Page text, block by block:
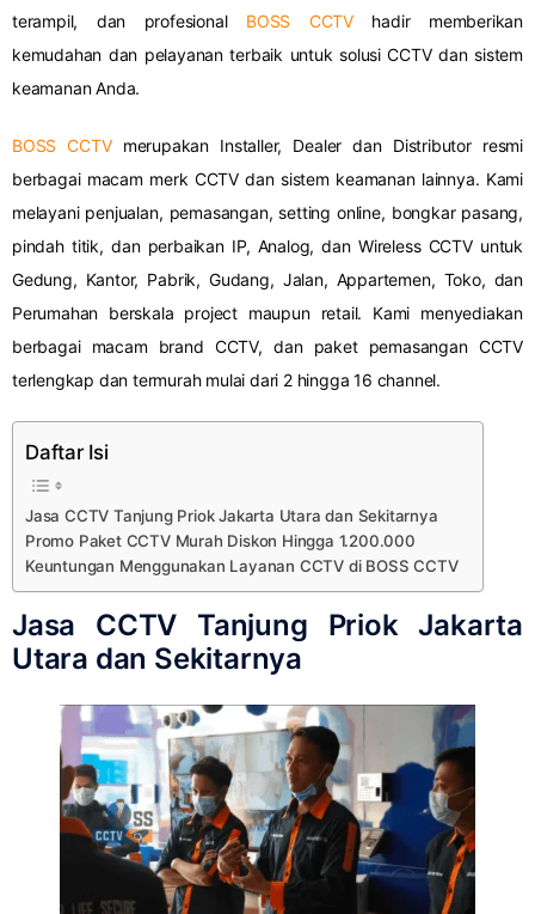
terampil, dan profesional BOSS CCTVhadir memberikan
kemudahan dan pelayanan terbaik untuk solusi CCTV dan sistem
keamanan Anda.
BOSS CCTVmerupakan Installer, Dealer dan Distributor resmi
berbagai macam merk CCTV dan sistem keamanan lainnya. Kami
melayani penjualan, pemasangan, setting online, bongkar pasang,
pindah titik, dan perbaikan IP, Analog, dan Wireless CCTV untuk
Gedung, Kantor, Pabrik, Gudang, Jalan, Appartemen, Toko, dan
Perumahan berskala project maupun retail. Kami menyediakan
berbagai macam brand CCTV, dan paket pemasangan CCTV
terlengkap dan termurah mulai dari 2 hingga 16 channel.
Daftar Isi
Jasa CCTV Tanjung Priok Jakarta Utara dan Sekitarnya
Promo Paket CCTV Murah Diskon Hingga 1.200.000
Keuntungan Menggunakan Layanan CCTV di BOSS CCTV
Jasa CCTV Tanjung Priok Jakarta
Utara dan Sekitarnya